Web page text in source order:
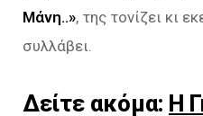
Μάνη..», της τονίζει κι
συλλάβει.
Δείτε ακόμα: Η